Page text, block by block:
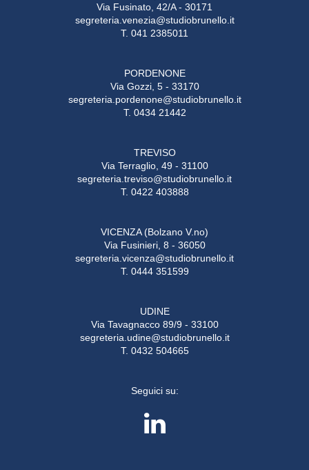
Via Fusinato, 42/A - 30171
segreteria.venezia@studiobrunello.it
T. 041 2385011
PORDENONE
Via Gozzi, 5 - 33170
segreteria.pordenone@studiobrunello.it
T. 0434 21442
TREVISO
Via Terraglio, 49 - 31100
segreteria.treviso@studiobrunello.it
T. 0422 403888
VICENZA (Bolzano V.no)
Via Fusinieri, 8 - 36050
segreteria.vicenza@studiobrunello.it
T. 0444 351599
UDINE
Via Tavagnacco 89/9 - 33100
segreteria.udine@studiobrunello.it
T. 0432 504665
Seguici su: